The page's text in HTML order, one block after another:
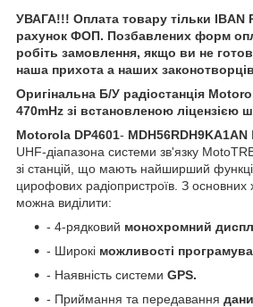
УВАГА!!! Оплата товару тільки IBAN
рахунок ФОП. Позбавлених форм
робіть замовлення, якщо ви не
наша прихота а наших
Оригінальна Б/У радіостанція
470mHz зі встановленою ліцензією
Motorola DP4601- MDH56RDH9KA1AN
UHF-діапазона системи зв'язку
зі станцій, що мають найширший
цирофових радіопристроїв. З основних
можна виділити:
- 4-рядковий монохромний
- Широкі можливості
- Наявність системи GPS.
- Приймання та передавання